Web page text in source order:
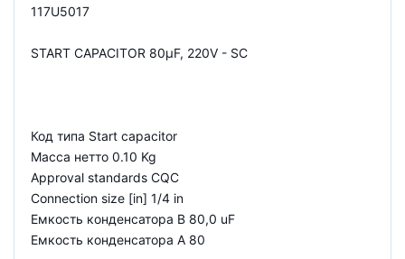
117U5017
START CAPACITOR 80µF, 220V - SC
Код типа Start capacitor
Масса нетто 0.10 Kg
Approval standards CQC
Connection size [in] 1/4 in
Емкость конденсатора В 80,0 uF
Емкость конденсатора A 80